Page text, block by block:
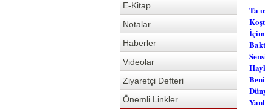
E-Kitap
Notalar
Haberler
Videolar
Ziyaretçi Defteri
Önemli Linkler
Ta